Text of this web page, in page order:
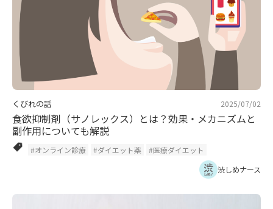
くびれの話 2025/07/02
食欲抑制剤（サノレックス）とは？効果・メカニズムと
副作用についても解説
#オンライン診療 #ダイエット薬
#医療ダイエット
渋しめナース